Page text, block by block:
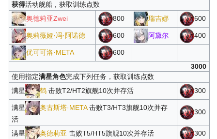
获得活动舰船，获取训练点数
奥德莉亚Zwei
800 瑞吉娜 600
奥莉薇娅·冯·阿诺德 600 阿黛尔 400
优可可洛·META
600
3000
使用指定满星角色完成下列任务，获取训练点数
满星
鹤 击败T2/HT2旗舰10次并存活 300
满星 奥古斯塔·META击败T3/HT3旗舰10次并存
活
300
满星 奥德莉亚 击败T5/HT5旗舰10次并存活 300